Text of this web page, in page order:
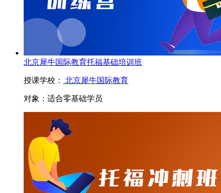
北京犀牛国际教育托福基础培训班
授课学校： 北京犀牛国际教育
对象： 适合零基础学员